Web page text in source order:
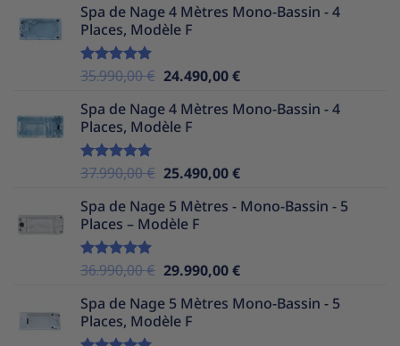
Spa de Nage 4 Mètres Mono-Bassin - 4
Places, Modèle F
Note5.00
35.990,00€ Le
initial
était :
24.490,00€Le
actuel
Spa de Nage 4 Mètres Mono-Bassin - 4
Places, Modèle F
Note5.00
37.990,00€ Le
initial
était :
25.490,00€Le
actuel
Spa de Nage 5 Mètres - Mono-Bassin - 5
Places – Modèle F
Note5.00
36.990,00€ Le
initial
était :
29.990,00€Le
actuel
Spa de Nage 5 Mètres Mono-Bassin - 5
Places, Modèle F